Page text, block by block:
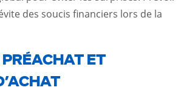
des soucis financiers lors de la
ET